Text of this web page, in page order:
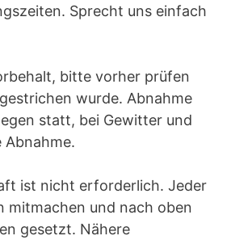
Sprecht uns einfach
bitte vorher prüfen
wurde. Abnahme
statt, bei Gewitter und
Abnahme.
ist nicht erforderlich. Jeder
mitmachen und nach oben
gesetzt. Nähere